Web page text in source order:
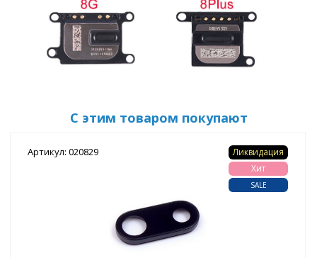
С этим товаром покупают
Артикул: 020829
Ликвидация
Хит
SALE